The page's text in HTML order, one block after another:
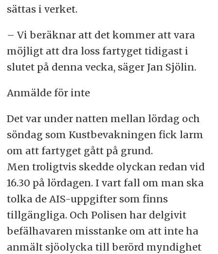
sättas i verket.
– Vi beräknar att det kommer att vara
möjligt att dra loss fartyget tidigast i
slutet på denna vecka, säger Jan Sjölin.
Anmälde för inte
Det var under natten mellan lördag och
söndag som Kustbevakningen fick larm
om att fartyget gått på grund.
Men troligtvis skedde olyckan redan vid
16.30 på lördagen. I vart fall om man ska
tolka de AIS-uppgifter som finns
tillgängliga. Och Polisen har delgivit
befälhavaren misstanke om att inte ha
anmält sjöolycka till berörd myndighet